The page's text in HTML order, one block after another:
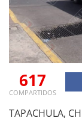
617
COMPARTIDOS
TAPACHULA,